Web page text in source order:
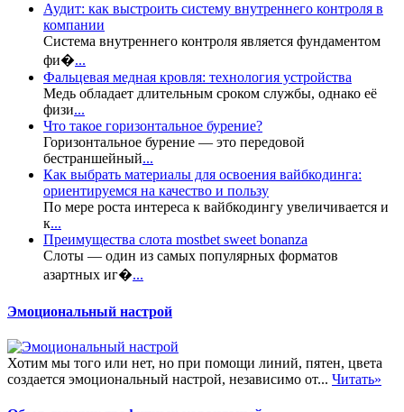
Аудит: как выстроить систему внутреннего контроля в
компании
Система внутреннего контроля является фундаментом
фи�...
Фальцевая медная кровля: технология устройства
Медь обладает длительным сроком службы, однако её
физи...
Что такое горизонтальное бурение?
Горизонтальное бурение — это передовой
бестраншейный...
Как выбрать материалы для освоения вайбкодинга:
ориентируемся на качество и пользу
По мере роста интереса к вайбкодингу увеличивается и
к...
Преимущества слота mostbet sweet bonanza
Слоты — один из самых популярных форматов
азартных иг�...
Эмоциональный настрой
Хотим мы того или нет, но при помощи линий, пятен, цвета
создается эмоциональный настрой, независимо от... Читать»